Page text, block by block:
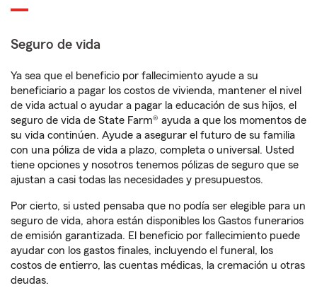
Seguro de vida
Ya sea que el beneficio por fallecimiento ayude a su
beneficiario a pagar los costos de vivienda, mantener el nivel
de vida actual o ayudar a pagar la educación de sus hijos, el
seguro de vida de State Farm® ayuda a que los momentos de
su vida continúen. Ayude a asegurar el futuro de su familia
con una póliza de vida a plazo, completa o universal. Usted
tiene opciones y nosotros tenemos pólizas de seguro que se
ajustan a casi todas las necesidades y presupuestos.
Por cierto, si usted pensaba que no podía ser elegible para un
seguro de vida, ahora están disponibles los Gastos funerarios
de emisión garantizada. El beneficio por fallecimiento puede
ayudar con los gastos finales, incluyendo el funeral, los
costos de entierro, las cuentas médicas, la cremación u otras
deudas.